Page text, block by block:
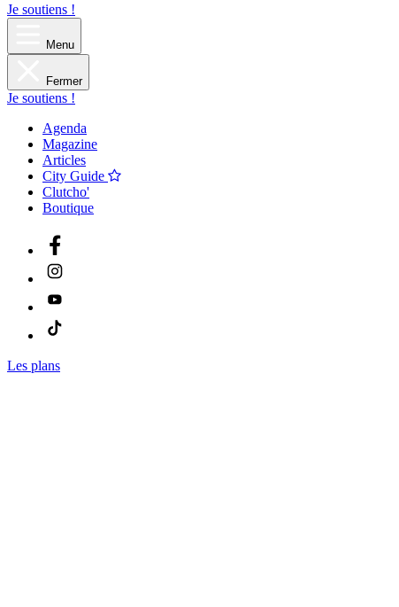
Je soutiens !
Menu
Fermer
Je soutiens !
Agenda
Magazine
Articles
City Guide
Clutcho'
Boutique
Les plans